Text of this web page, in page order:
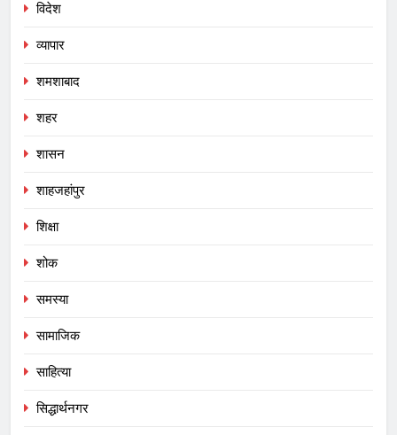
विदेश
व्यापार
शमशाबाद
शहर
शासन
शाहजहांपुर
शिक्षा
शोक
समस्या
सामाजिक
साहित्या
सिद्धार्थनगर